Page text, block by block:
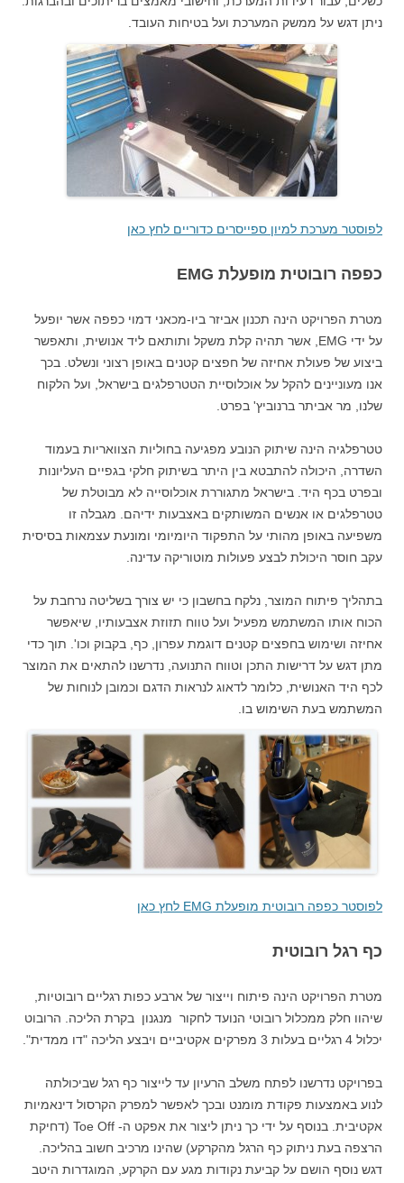
ניתן דגש על ממשק המערכת ועל בטיחות העובד.
לפוסטר מערכת למיון ספייסרים כדוריים לחץ כאן
כפפה רובוטית מופעלת EMG
מטרת הפרויקט הינה תכנון אביזר ביו-מכאני דמוי כפפה אשר יופעל
על ידי EMG, אשר תהיה קלת משקל ותותאם ליד אנושית, ותאפשר
ביצוע של פעולת אחיזה של חפצים קטנים באופן רצוני ונשלט. בכך
אנו מעוניינים להקל על אוכלוסיית הטטרפלגים בישראל, ועל הלקוח
שלנו, מר אביתר ברנוביץ' בפרט.
טטרפלגיה הינה שיתוק הנובע מפגיעה בחוליות הצוואריות בעמוד
השדרה, היכולה להתבטא בין היתר בשיתוק חלקי בגפיים העליונות
ובפרט בכף היד. בישראל מתגוררת אוכלוסייה לא מבוטלת של
טטרפלגים או אנשים המשותקים באצבעות ידיהם. מגבלה זו
משפיעה באופן מהותי על התפקוד היומיומי ומונעת עצמאות בסיסית
עקב חוסר היכולת לבצע פעולות מוטוריקה עדינה.
בתהליך פיתוח המוצר, נלקח בחשבון כי יש צורך בשליטה נרחבת על
הכוח אותו המשתמש מפעיל ועל טווח תזוזת אצבעותיו, שיאפשר
אחיזה ושימוש בחפצים קטנים דוגמת עפרון, כף, בקבוק וכו'. תוך כדי
מתן דגש על דרישות התכן וטווח התנועה, נדרשנו להתאים את המוצר
לכף היד האנושית, כלומר לדאוג לנראות הדגם וכמובן לנוחות של
המשתמש בעת השימוש בו.
לפוסטר כפפה רובוטית מופעלת EMG לחץ כאן
כף רגל רובוטית
מטרת הפרויקט הינה פיתוח וייצור של ארבע כפות רגליים רובוטיות,
שיהוו חלק ממכלול רובוטי הנועד לחקור מנגנון בקרת הליכה. הרובוט
יכלול 4 רגליים בעלות 3 מפרקים אקטיביים ויבצע הליכה "דו ממדית".
בפרויקט נדרשנו לפתח משלב הרעיון עד לייצור כף רגל שביכולתה
לנוע באמצעות פקודת מומנט ובכך לאפשר למפרק הקרסול דינאמיות
אקטיבית. בנוסף על ידי כך ניתן ליצור את אפקט ה- Toe Off (דחיקת
הרצפה בעת ניתוק כף הרגל מהקרקע) שהינו מרכיב חשוב בהליכה.
דגש נוסף הושם על קביעת נקודות מגע עם הקרקע, המוגדרות היטב